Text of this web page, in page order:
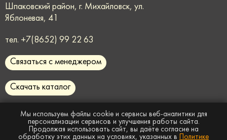
Шпаковский район, г. Михайловск, ул.
Яблоневая, 41
тел. +7(8652) 99 22 63
Связаться с менеджером
Скачать каталог
request@rmmaster.ru
Сайт носит информационный характер и не
является публичной офертой
Мы используем файлы cookie и сервисы веб-аналитики для
персонализации сервисов и улучшения работы сайта.
Продолжая использовать сайт, вы даёте согласие на
обработку этих данных на условиях, указанных в Политике